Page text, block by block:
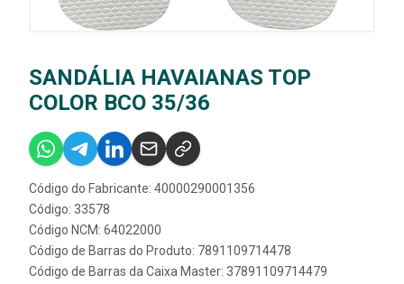
SANDÁLIA HAVAIANAS TOP
COLOR BCO 35/36
Código do Fabricante: 40000290001356
Código: 33578
Código NCM: 64022000
Código de Barras do Produto: 7891109714478
Código de Barras da Caixa Master: 37891109714479